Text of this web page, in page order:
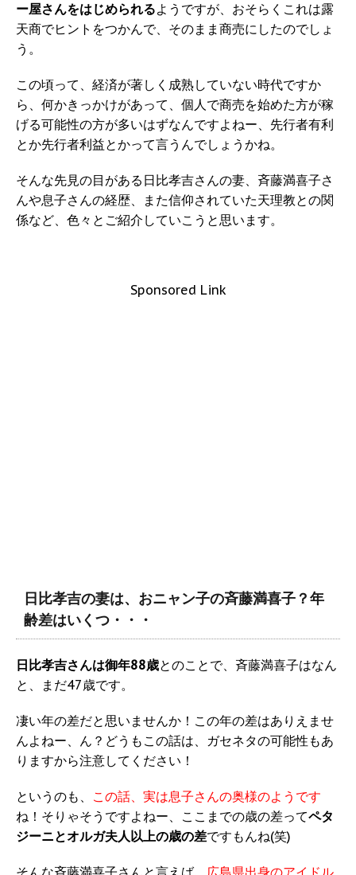
ー屋さんをはじめられるようですが、おそらくこれは露
天商でヒントをつかんで、そのまま商売にしたのでしょ
う。
この頃って、経済が著しく成熟していない時代ですか
ら、何かきっかけがあって、個人で商売を始めた方が稼
げる可能性の方が多いはずなんですよねー、先行者有利
とか先行者利益とかって言うんでしょうかね。
そんな先見の目がある日比孝吉さんの妻、斉藤満喜子さ
んや息子さんの経歴、また信仰されていた天理教との関
係など、色々とご紹介していこうと思います。
Sponsored Link
日比孝吉の妻は、おニャン子の斉藤満喜子？年
齢差はいくつ・・・
日比孝吉さんは御年88歳とのことで、斉藤満喜子はなん
と、まだ47歳です。
凄い年の差だと思いませんか！この年の差はありえませ
んよねー、ん？どうもこの話は、ガセネタの可能性もあ
りますから注意してください！
というのも、 この話、実は息子さんの奥様のようです
ね！そりゃそうですよねー、ここまでの歳の差ってペタ
ジーニとオルガ夫人以上の歳の差ですもんね(笑)